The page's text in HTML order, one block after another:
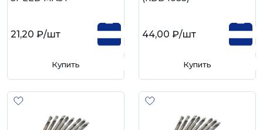
21,20 ₽/шт
Купить
44,00 ₽/шт
Купить